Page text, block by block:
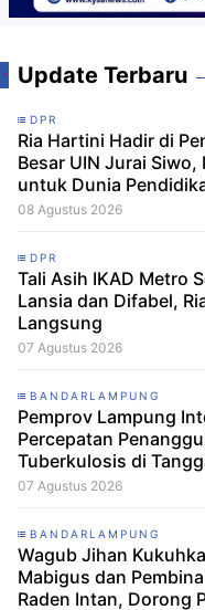
Update Terbaru
DPR
Ria Hartini Hadir di
Besar UIN Jurai Siwo,
untuk Dunia
08 Agustus 2026
DPR
Tali Asih IKAD Metro
Lansia dan Difabel,
Langsung
07 Agustus 2026
BANDARLAMPUNG
Pemprov Lampung
Percepatan
Tuberkulosis di
07 Agustus 2026
BANDARLAMPUNG
Wagub Jihan
Mabigus dan
Raden Intan, Dorong